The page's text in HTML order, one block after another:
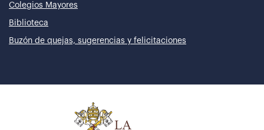
Colegios Mayores
Biblioteca
Buzón de quejas, sugerencias y felicitaciones